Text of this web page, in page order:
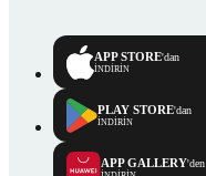
APP STORE'dan
İNDİRİN
PLAY STORE'dan
İNDİRİN
APP GALLERY'den